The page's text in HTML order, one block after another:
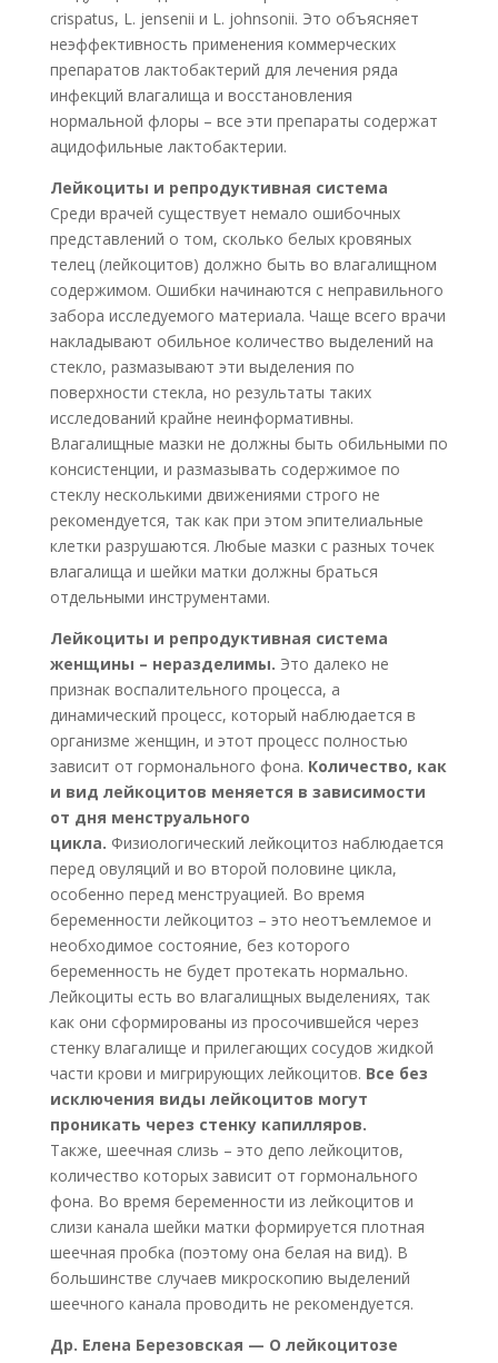
crispatus, L. jensenii и L. johnsonii. Это объясняет
неэффективность применения коммерческих
препаратов лактобактерий для лечения ряда
инфекций влагалища и восстановления
нормальной флоры – все эти препараты содержат
ацидофильные лактобактерии.
Лейкоциты и репродуктивная система
Среди врачей существует немало ошибочных
представлений о том, сколько белых кровяных
телец (лейкоцитов) должно быть во влагалищном
содержимом. Ошибки начинаются с неправильного
забора исследуемого материала. Чаще всего врачи
накладывают обильное количество выделений на
стекло, размазывают эти выделения по
поверхности стекла, но результаты таких
исследований крайне неинформативны.
Влагалищные мазки не должны быть обильными по
консистенции, и размазывать содержимое по
стеклу несколькими движениями строго не
рекомендуется, так как при этом эпителиальные
клетки разрушаются. Любые мазки с разных точек
влагалища и шейки матки должны браться
отдельными инструментами.
Лейкоциты и репродуктивная система
женщины – неразделимы. Это далеко не
признак воспалительного процесса, а
динамический процесс, который наблюдается в
организме женщин, и этот процесс полностью
зависит от гормонального фона. Количество, как
и вид лейкоцитов меняется в зависимости
от дня менструального
цикла. Физиологический лейкоцитоз наблюдается
перед овуляций и во второй половине цикла,
особенно перед менструацией. Во время
беременности лейкоцитоз – это неотъемлемое и
необходимое состояние, без которого
беременность не будет протекать нормально.
Лейкоциты есть во влагалищных выделениях, так
как они сформированы из просочившейся через
стенку влагалище и прилегающих сосудов жидкой
части крови и мигрирующих лейкоцитов. Все без
исключения виды лейкоцитов могут
проникать через стенку капилляров.
Также, шеечная слизь – это депо лейкоцитов,
количество которых зависит от гормонального
фона. Во время беременности из лейкоцитов и
слизи канала шейки матки формируется плотная
шеечная пробка (поэтому она белая на вид). В
большинстве случаев микроскопию выделений
шеечного канала проводить не рекомендуется.
Др. Елена Березовская — О лейкоцитозе